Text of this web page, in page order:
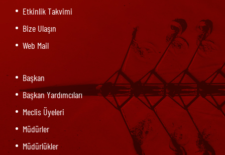
Etkinlik Takvimi
Bize Ulaşın
Web Mail
Başkan
Başkan Yardımcıları
Meclis Üyeleri
Müdürler
Müdürlükler